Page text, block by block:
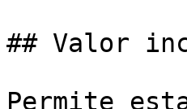
## Valor
Permite